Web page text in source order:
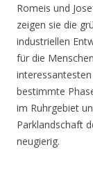
Romeis und
zeigen sie die
industriellen
für die
bestimmte
im Ruhrgebiet
Parklandschaft
neugierig.